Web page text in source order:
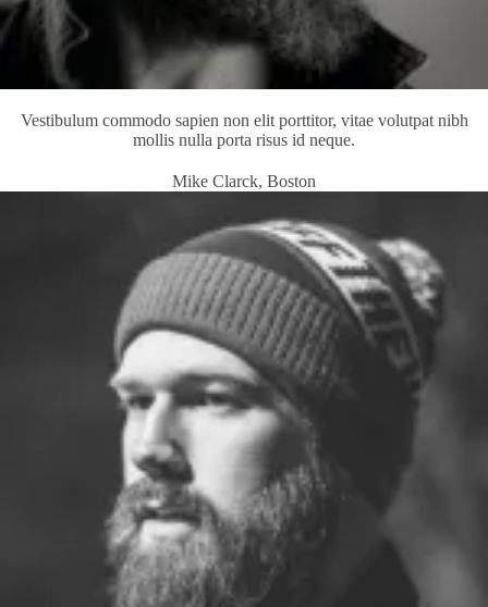
Vestibulum commodo sapien non elit porttitor, vitae volutpat nibh
mollis nulla porta risus id neque.
Mike Clarck, Boston